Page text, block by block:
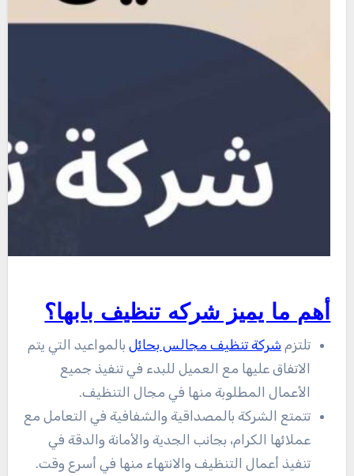
أهم ما يميز شركه تنظيف بابها؟
تلتزم شركة تنظيف مجالس بحائل بالمواعيد التي يتم
الاتفاق عليها مع العميل للبدء في تنفيذ جميع
الأعمال المطلوبة منها في مجال التنظيف.
تتمتع الشركة بالمصداقية والشفافية في التعامل مع
عملائها الكرام، بجانب الجدية والأمانة والدقة في
تنفيذ أعمال التنظيف والانتهاء منها في أسرع وقت.